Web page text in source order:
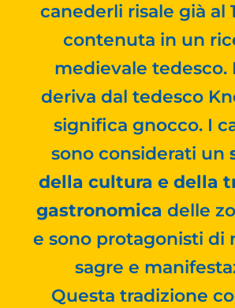
canederli risale già al
contenuta in un
medievale tedesco.
deriva dal tedesco
significa gnocco. I
sono considerati un
della cultura e della
gastronomica delle
e sono protagonisti di
sagre e
Questa tradizione